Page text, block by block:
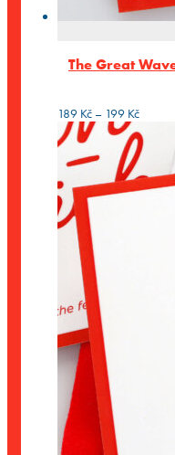
The Great
189 Kč – 199 KčRozpětí
cen:
189 Kč
až
199 Kč